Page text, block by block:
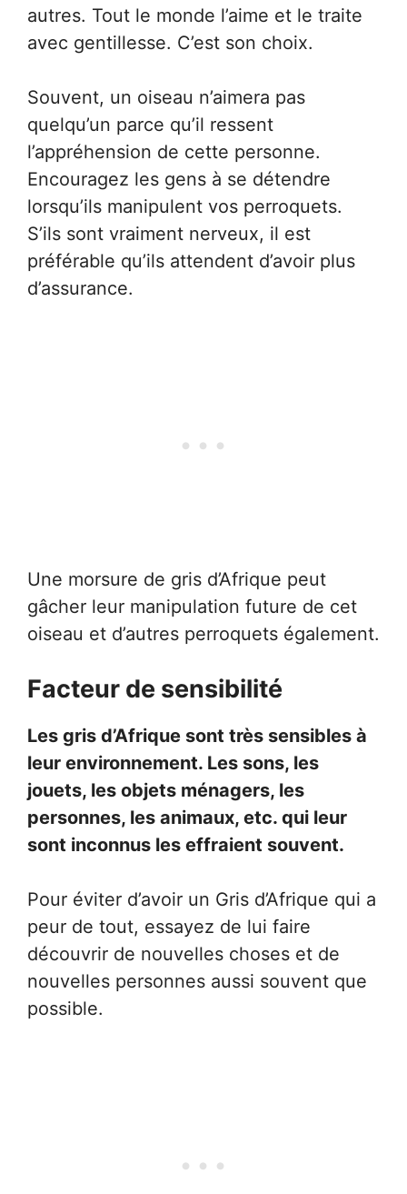
autres. Tout le monde l’aime et le traite
avec gentillesse. C’est son choix.
Souvent, un oiseau n’aimera pas
quelqu’un parce qu’il ressent
l’appréhension de cette personne.
Encouragez les gens à se détendre
lorsqu’ils manipulent vos perroquets.
S’ils sont vraiment nerveux, il est
préférable qu’ils attendent d’avoir plus
d’assurance.
Une morsure de gris d’Afrique peut
gâcher leur manipulation future de cet
oiseau et d’autres perroquets également.
Facteur de sensibilité
Les gris d’Afrique sont très sensibles à
leur environnement. Les sons, les
jouets, les objets ménagers, les
personnes, les animaux, etc. qui leur
sont inconnus les effraient souvent.
Pour éviter d’avoir un Gris d’Afrique qui a
peur de tout, essayez de lui faire
découvrir de nouvelles choses et de
nouvelles personnes aussi souvent que
possible.